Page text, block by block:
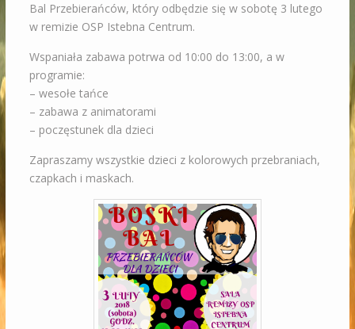
Bal Przebierańców, który odbędzie się w sobotę 3 lutego
w remizie OSP Istebna Centrum.
Wspaniała zabawa potrwa od 10:00 do 13:00, a w
programie:
– wesołe tańce
– zabawa z animatorami
– poczęstunek dla dzieci
Zapraszamy wszystkie dzieci z kolorowych przebraniach,
czapkach i maskach.